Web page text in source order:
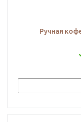
Ручная